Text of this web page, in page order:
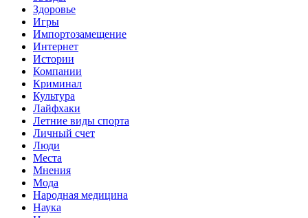
Здоровье
Игры
Импортозамещение
Интернет
Истории
Компании
Криминал
Культура
Лайфхаки
Летние виды спорта
Личный счет
Люди
Места
Мнения
Мода
Народная медицина
Наука